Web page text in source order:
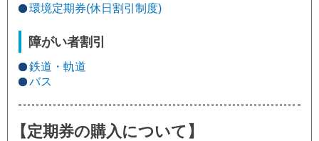
環境定期券(休日割引制度)
障がい者割引
鉄道・軌道
バス
【定期券の購入について】